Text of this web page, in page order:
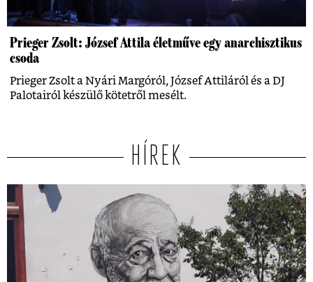
Prieger Zsolt: József Attila életműve egy anarchisztikus
csoda
Prieger Zsolt a Nyári Margóról, József Attiláról és a DJ
Palotairól készülő kötetről mesélt.
HÍREK